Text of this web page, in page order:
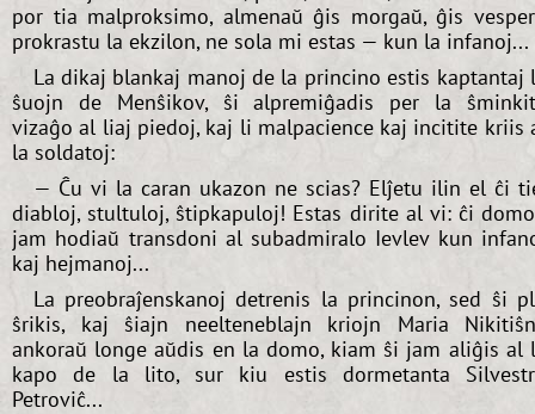
por tia malproksimo, almenaŭ ĝis morgaŭ, ĝis
prokrastu la ekzilon, ne sola mi estas — kun la infanoj...
La dikaj blankaj manoj de la princino estis kaptantaj
ŝuojn de Menŝikov, ŝi alpremiĝadis per la
vizaĝo al liaj piedoj, kaj li malpacience kaj incitite kriis
la soldatoj:
— Ĉu vi la caran ukazon ne scias? Elĵetu ilin el ĉi
diabloj, stultuloj, ŝtipkapuloj! Estas dirite al vi: ĉi
jam hodiaŭ transdoni al subadmiralo Ievlev kun
kaj hejmanoj...
La preobraĵenskanoj detrenis la princinon, sed ŝi
ŝrikis, kaj ŝiajn neelteneblajn kriojn Maria
ankoraŭ longe aŭdis en la domo, kiam ŝi jam aliĝis al
kapo de la lito, sur kiu estis dormetanta
Petroviĉ...